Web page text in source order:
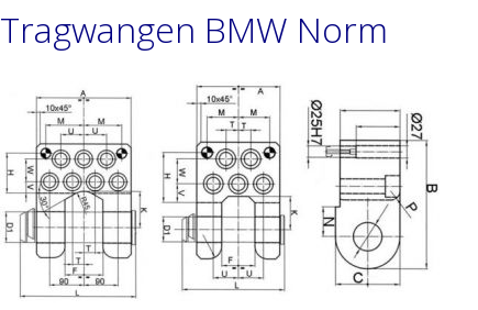
Tragwangen BMW Norm